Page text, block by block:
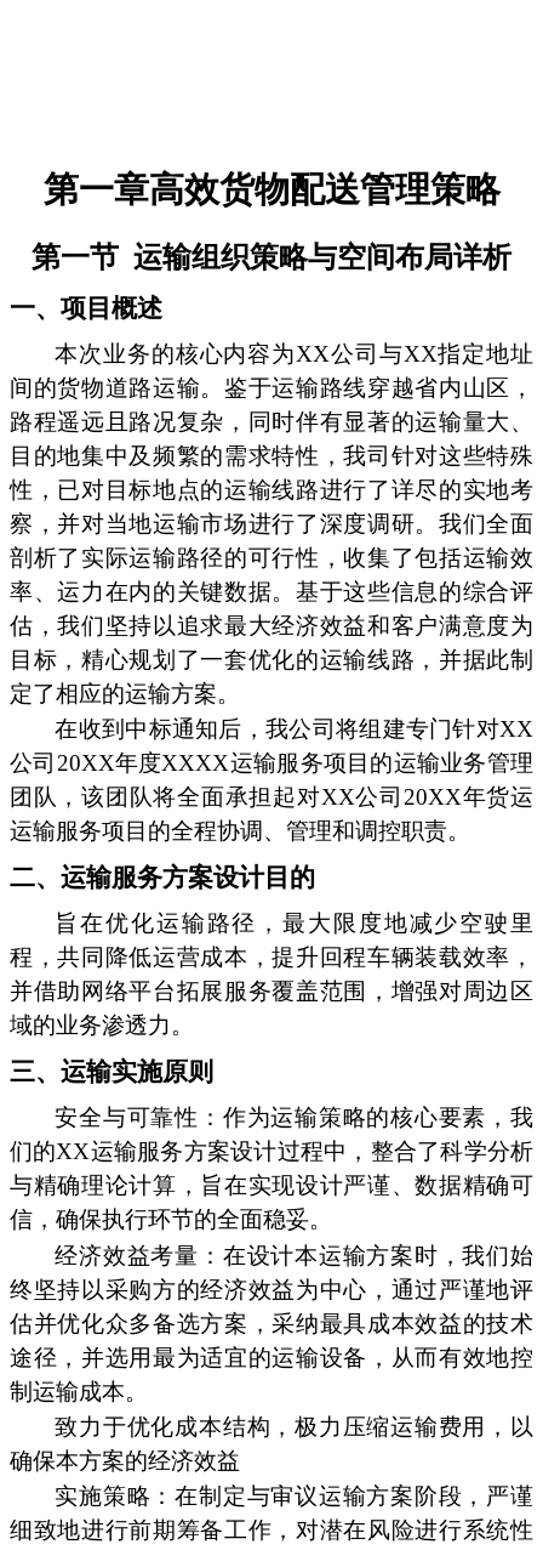
第一章高效货物配送管理策略
第一节 运输组织策略与空间布局详析
一、项目概述
本次业务的核心内容为XX公司与XX指定地址
间的货物道路运输。鉴于运输路线穿越省内山区，
路程遥远且路况复杂，同时伴有显著的运输量大、
目的地集中及频繁的需求特性，我司针对这些特殊
性，已对目标地点的运输线路进行了详尽的实地考
察，并对当地运输市场进行了深度调研。我们全面
剖析了实际运输路径的可行性，收集了包括运输效
率、运力在内的关键数据。基于这些信息的综合评
估，我们坚持以追求最大经济效益和客户满意度为
目标，精心规划了一套优化的运输线路，并据此制
定了相应的运输方案。
在收到中标通知后，我公司将组建专门针对XX
公司20XX年度XXXX运输服务项目的运输业务管理
团队，该团队将全面承担起对XX公司20XX年货运
运输服务项目的全程协调、管理和调控职责。
二、运输服务方案设计目的
旨在优化运输路径，最大限度地减少空驶里
程，共同降低运营成本，提升回程车辆装载效率，
并借助网络平台拓展服务覆盖范围，增强对周边区
域的业务渗透力。
三、运输实施原则
安全与可靠性：作为运输策略的核心要素，我
们的XX运输服务方案设计过程中，整合了科学分析
与精确理论计算，旨在实现设计严谨、数据精确可
信，确保执行环节的全面稳妥。
经济效益考量：在设计本运输方案时，我们始
终坚持以采购方的经济效益为中心，通过严谨地评
估并优化众多备选方案，采纳最具成本效益的技术
途径，并选用最为适宜的运输设备，从而有效地控
制运输成本。
致力于优化成本结构，极力压缩运输费用，以
确保本方案的经济效益
实施策略：在制定与审议运输方案阶段，严谨
细致地进行前期筹备工作，对潜在风险进行系统性